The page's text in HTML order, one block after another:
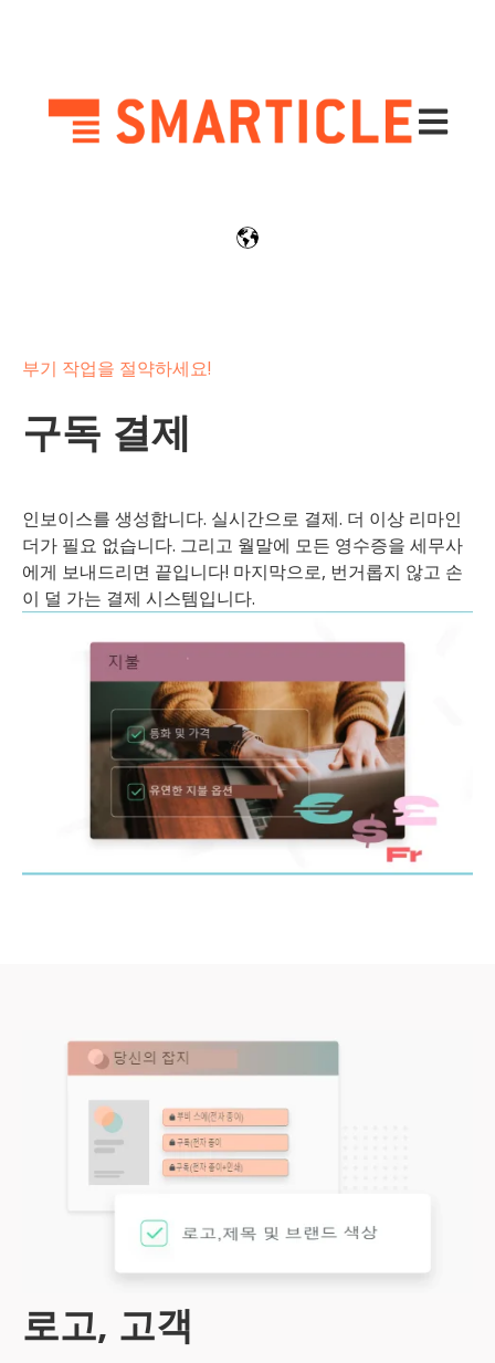
기본 탐
부기 작업을 절약하세요!
구독 결제
인보이스를 생성합니다. 실시간으로 결제. 더 이상 리마인
더가 필요 없습니다. 그리고 월말에 모든 영수증을 세무사
에게 보내드리면 끝입니다! 마지막으로, 번거롭지 않고 손
이 덜 가는 결제 시스템입니다.
로고, 고객